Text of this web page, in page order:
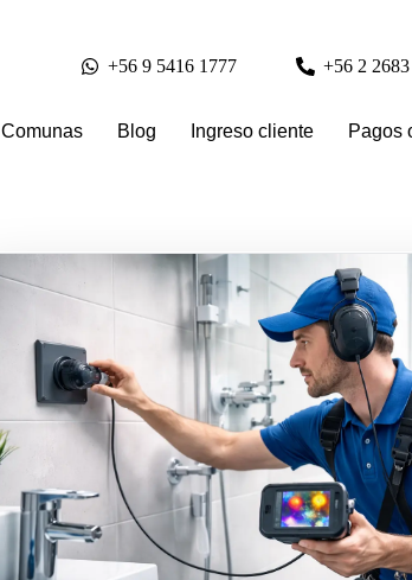
+56 9 5416 1777 +56 2
Comunas Blog Ingreso cliente Pagos